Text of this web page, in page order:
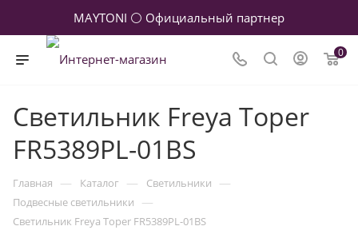
MAYTONI ⚪ Официальный партнер
0
Светильник Freya Toper
FR5389PL-01BS
Главная — Каталог — Светильники —
Подвесные светильники —
Светильник Freya Toper FR5389PL-01BS